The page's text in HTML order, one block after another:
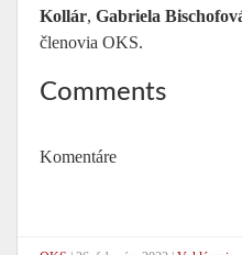
Kollár, Gabriela
členovia OKS.
Comments
Komentáre